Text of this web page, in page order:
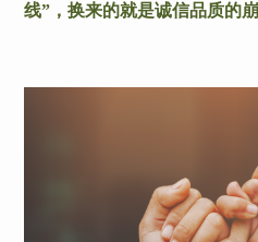
线”，换来的就是诚信品质的崩